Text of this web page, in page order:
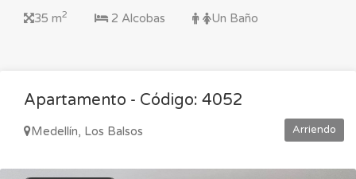
35 m2 2 Alcobas Un Baño
Arriendo
Apartamento - Código: 4052
Medellín, Los Balsos